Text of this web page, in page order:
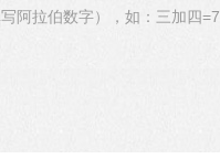
阿拉伯数字），如：三加四=7